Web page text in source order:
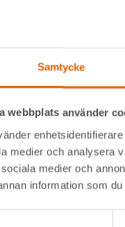
Samtycke
webbplats använder
medier och analysera
medier och
information som
fabrikat. Men de är såklart